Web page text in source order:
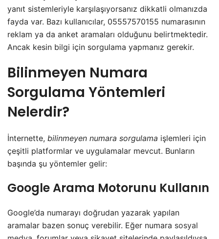
yanıt sistemleriyle karşılaşıyorsanız dikkatli olmanızda
fayda var. Bazı kullanıcılar, 05557570155 numarasının
reklam ya da anket aramaları olduğunu belirtmektedir.
Ancak kesin bilgi için sorgulama yapmanız gerekir.
Bilinmeyen Numara
Sorgulama Yöntemleri
Nelerdir?
İnternette, bilinmeyen numara sorgulama işlemleri için
çeşitli platformlar ve uygulamalar mevcut. Bunların
başında şu yöntemler gelir:
Google Arama Motorunu Kullanın
Google’da numarayı doğrudan yazarak yapılan
aramalar bazen sonuç verebilir. Eğer numara sosyal